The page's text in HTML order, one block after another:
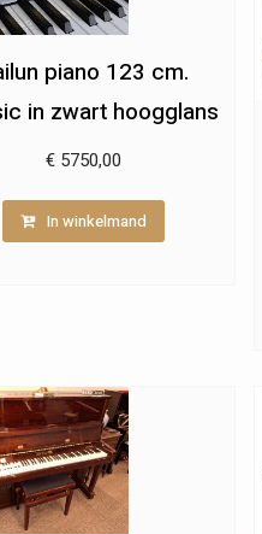
piano 123 cm.
in zwart hoogglans
€5750,00
In winkelmand